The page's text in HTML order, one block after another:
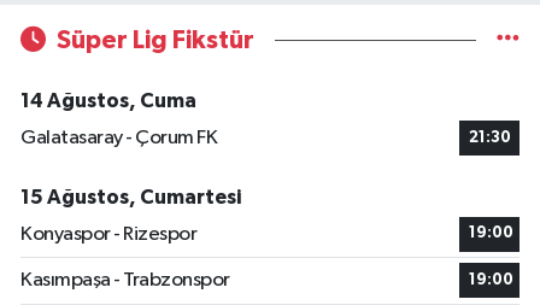
Süper Lig Fikstür
14 Ağustos, Cuma
Galatasaray - Çorum FK
21:30
15 Ağustos, Cumartesi
Konyaspor - Rizespor
19:00
Kasımpaşa - Trabzonspor 19:00